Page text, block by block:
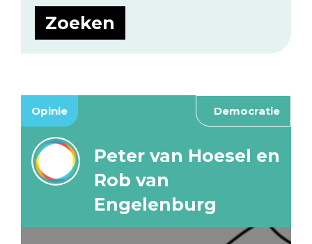
auteur...
Opinie Democratie
Peter van Hoesel en
Rob van
Engelenburg